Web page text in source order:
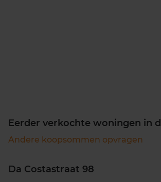
Eerder verkochte woningen in
Andere koopsommen opvragen
Da Costastraat 98